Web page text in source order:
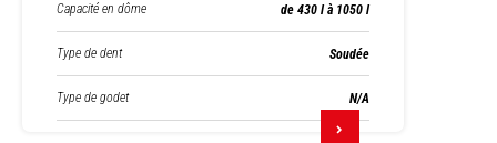
Capacité en dôme de 430 l à 1050 l
Type de dent Soudée
Type de godet N/A